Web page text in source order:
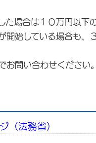
合は１０万円以下の
している場合も、３
問い合わせください。
（法務省）